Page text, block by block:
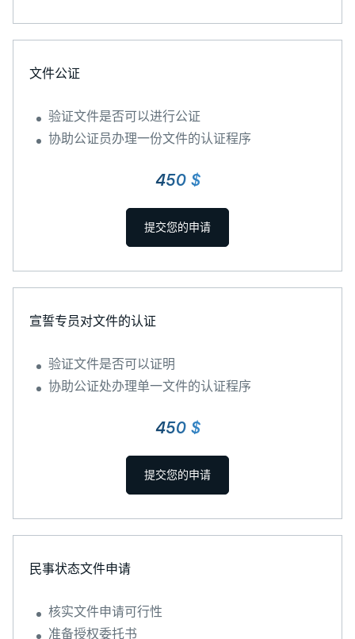
文件公证
验证文件是否可以进行公证
协助公证员办理一份文件的认证程序
450 $
提交您的申请
宣誓专员对文件的认证
验证文件是否可以证明
协助公证处办理单一文件的认证程序
450 $
提交您的申请
民事状态文件申请
核实文件申请可行性
准备授权委托书